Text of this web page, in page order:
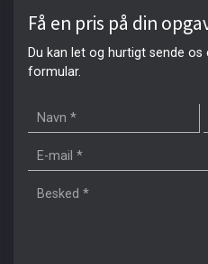
Få en pris på din
Du kan let og hurtigt sende os
formular.